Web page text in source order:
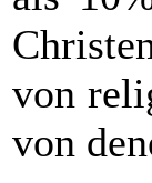
von
von